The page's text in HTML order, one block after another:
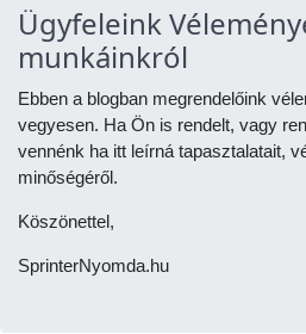
Ügyfeleink
munkáinkról
Ebben a blogban megrendelőink
vegyesen. Ha Ön is rendelt, vagy
vennénk ha itt leírná tapasztalatait,
minőségéről.
Köszönettel,
SprinterNyomda.hu